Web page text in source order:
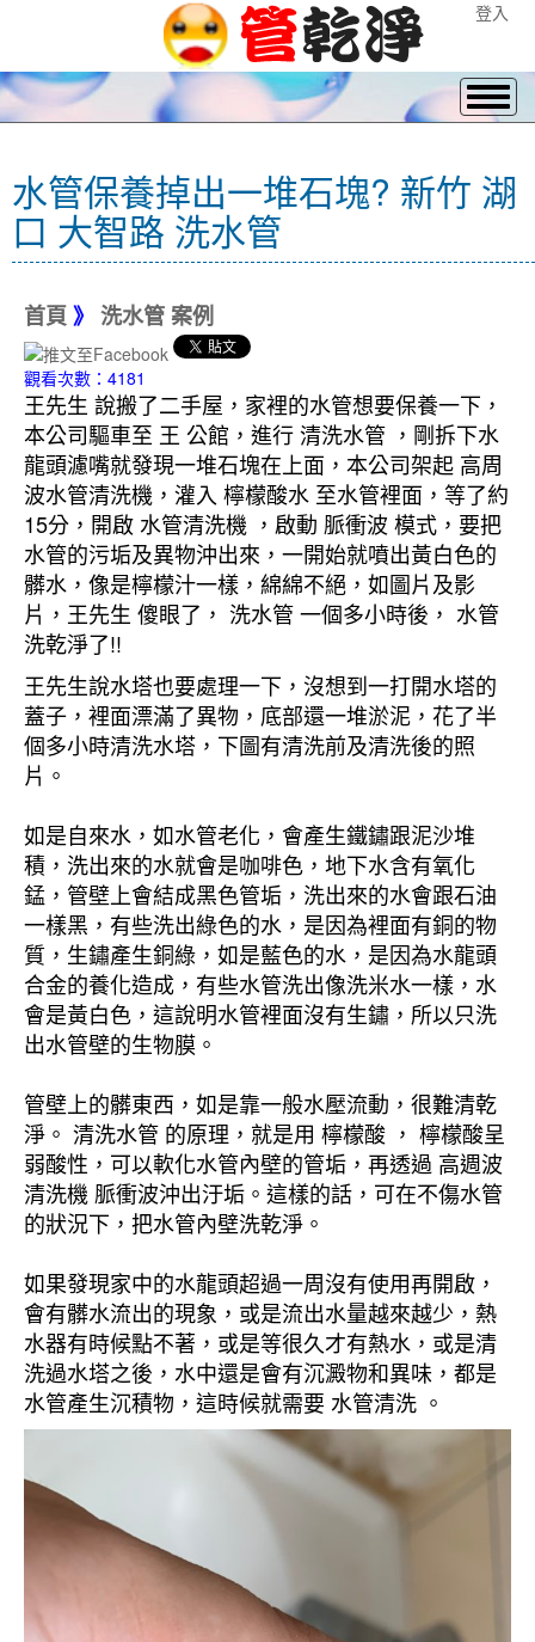
登入
水管保養掉出一堆石塊? 新竹 湖
口 大智路 洗水管
首頁 》 洗水管 案例
觀看次數：4181
王先生 說搬了二手屋，家裡的水管想要保養一下，
本公司驅車至 王 公館，進行 清洗水管 ，剛拆下水
龍頭濾嘴就發現一堆石塊在上面，本公司架起 高周
波水管清洗機，灌入 檸檬酸水 至水管裡面，等了約
15分，開啟 水管清洗機 ，啟動 脈衝波 模式，要把
水管的污垢及異物沖出來，一開始就噴出黃白色的
髒水，像是檸檬汁一樣，綿綿不絕，如圖片及影
片，王先生 傻眼了， 洗水管 一個多小時後， 水管
洗乾淨了!!
王先生說水塔也要處理一下，沒想到一打開水塔的
蓋子，裡面漂滿了異物，底部還一堆淤泥，花了半
個多小時清洗水塔，下圖有清洗前及清洗後的照
片。
如是自來水，如水管老化，會產生鐵鏽跟泥沙堆
積，洗出來的水就會是咖啡色，地下水含有氧化
錳，管壁上會結成黑色管垢，洗出來的水會跟石油
一樣黑，有些洗出綠色的水，是因為裡面有銅的物
質，生鏽產生銅綠，如是藍色的水，是因為水龍頭
合金的養化造成，有些水管洗出像洗米水一樣，水
會是黃白色，這說明水管裡面沒有生鏽，所以只洗
出水管壁的生物膜。
管壁上的髒東西，如是靠一般水壓流動，很難清乾
淨。 清洗水管 的原理，就是用 檸檬酸 ， 檸檬酸呈
弱酸性，可以軟化水管內壁的管垢，再透過 高週波
清洗機 脈衝波沖出汙垢。這樣的話，可在不傷水管
的狀況下，把水管內壁洗乾淨。
如果發現家中的水龍頭超過一周沒有使用再開啟，
會有髒水流出的現象，或是流出水量越來越少，熱
水器有時候點不著，或是等很久才有熱水，或是清
洗過水塔之後，水中還是會有沉澱物和異味，都是
水管產生沉積物，這時候就需要 水管清洗 。